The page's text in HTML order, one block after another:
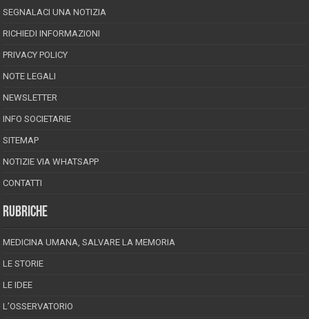
SEGNALACI UNA NOTIZIA
RICHIEDI INFORMAZIONI
PRIVACY POLICY
NOTE LEGALI
NEWSLETTER
INFO SOCIETARIE
SITEMAP
NOTIZIE VIA WHATSAPP
CONTATTI
RUBRICHE
MEDICINA UMANA, SALVARE LA MEMORIA
LE STORIE
LE IDEE
L’OSSERVATORIO